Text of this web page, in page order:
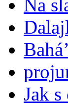
Na
Jak